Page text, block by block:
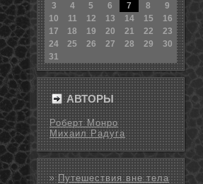
3
4 5 6 7 8
9
10
11 12 13 14 15
16
17
18 19 20 21 22
23
24
25 26 27 28 29
30
31
АВТОРЫ
Роберт Монро
Михаил Радуга
Путешествия вне тела